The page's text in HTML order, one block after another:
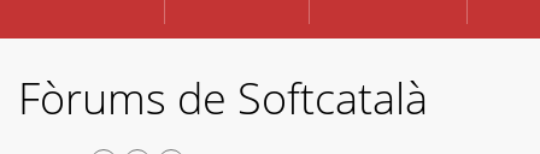
Fòrums de Softcatalà